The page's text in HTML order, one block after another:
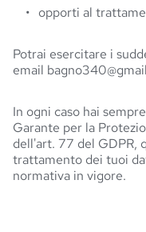
opporti al
Potrai esercitare i
email
In ogni caso hai
Garante per la
dell'art. 77 del GDPR,
trattamento dei tuoi
normativa in vigore.